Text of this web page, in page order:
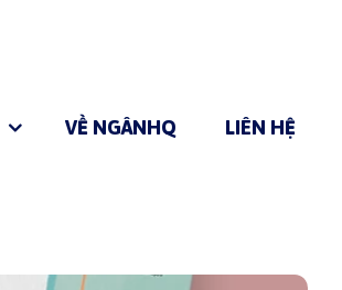
VỀ NGÂNHQ LIÊN HỆ